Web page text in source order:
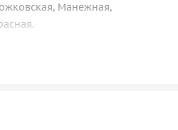
Манежная,